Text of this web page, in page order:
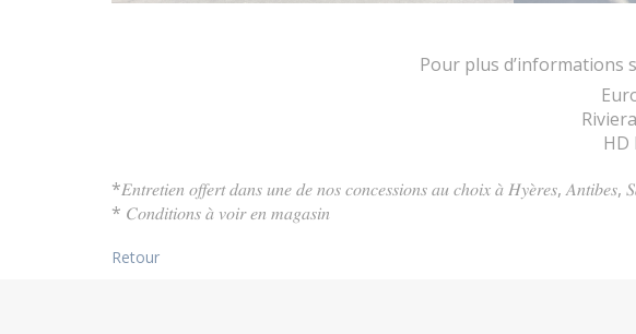
Pour plus d’informations
HD
*𝐸𝑛𝑡𝑟𝑒𝑡𝑖𝑒𝑛 𝑜𝑓𝑓𝑒𝑟𝑡 𝑑𝑎𝑛𝑠 𝑢𝑛𝑒 𝑑𝑒 𝑛𝑜𝑠 𝑐𝑜𝑛𝑐𝑒𝑠𝑠𝑖𝑜𝑛𝑠 𝑎𝑢 𝑐ℎ𝑜𝑖𝑥 𝑎̀ 𝐻𝑦𝑒̀𝑟𝑒𝑠, 𝐴𝑛𝑡𝑖𝑏𝑒𝑠,
* 𝐶𝑜𝑛𝑑𝑖𝑡𝑖𝑜𝑛𝑠 𝑎̀ 𝑣𝑜𝑖𝑟 𝑒𝑛 𝑚𝑎𝑔𝑎𝑠𝑖𝑛
Retour